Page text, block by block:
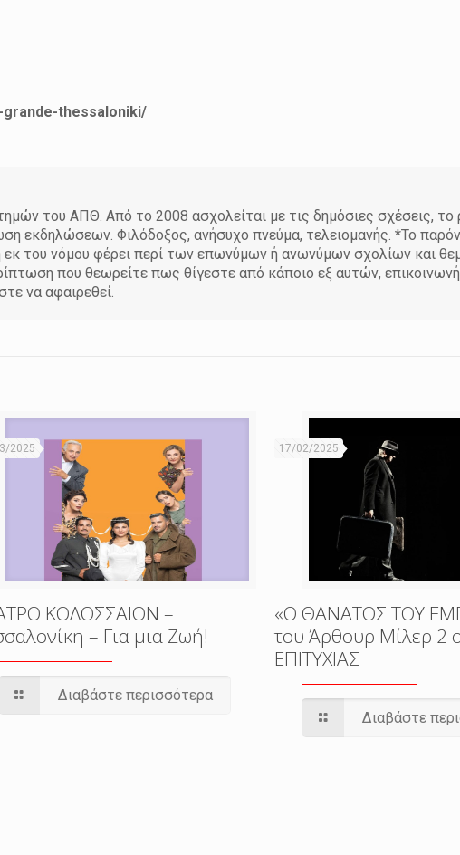
thessaloniki/
του ΑΠΘ. Από το 2008 ασχολείται με τις δημόσιες σχέσεις, το
εκδηλώσεων. Φιλόδοξος, ανήσυχο πνεύμα, τελειομανής. *Το παρόν
εκ του νόμου φέρει περί των επωνύμων ή ανωνύμων σχολίων και
που θεωρείτε πως θίγεστε από κάποιο εξ αυτών,
να αφαιρεθεί.
2025
ΚΟΛΟΣΣΑΙΟΝ –
– Για μια Ζωή!
Διαβάστε περισσότερα
17/02/2025
«Ο ΘΑΝΑΤΟΣ ΤΟΥ
του Άρθουρ Μίλερ 2
ΕΠΙΤΥΧΙΑΣ
Διαβάστε